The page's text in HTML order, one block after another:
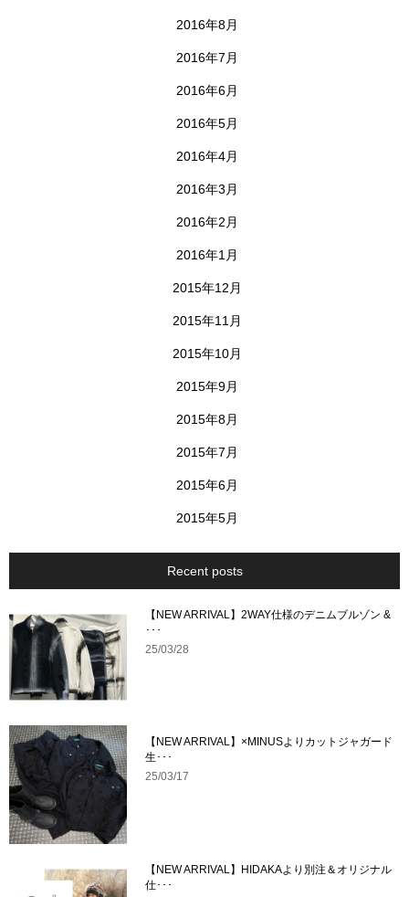
2016年8月
2016年7月
2016年6月
2016年5月
2016年4月
2016年3月
2016年2月
2016年1月
2015年12月
2015年11月
2015年10月
2015年9月
2015年8月
2015年7月
2015年6月
2015年5月
Recent posts
【NEW ARRIVAL】2WAY仕様のデニムブルゾン &
･･･
25/03/28
【NEW ARRIVAL】×MINUSよりカットジャガード
生･･･
25/03/17
【NEW ARRIVAL】HIDAKAより別注＆オリジナル
仕･･･